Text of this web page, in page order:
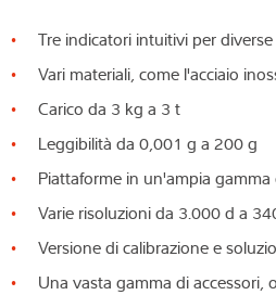
Tre indicatori intuitivi per
Vari materiali, come l'acciaio
Carico da 3 kg a 3 t
Leggibilità da 0,001 g a 200 g
Piattaforme in un'ampia
Varie risoluzioni da 3.000 d a
Versione di calibrazione e
Una vasta gamma di accessori,